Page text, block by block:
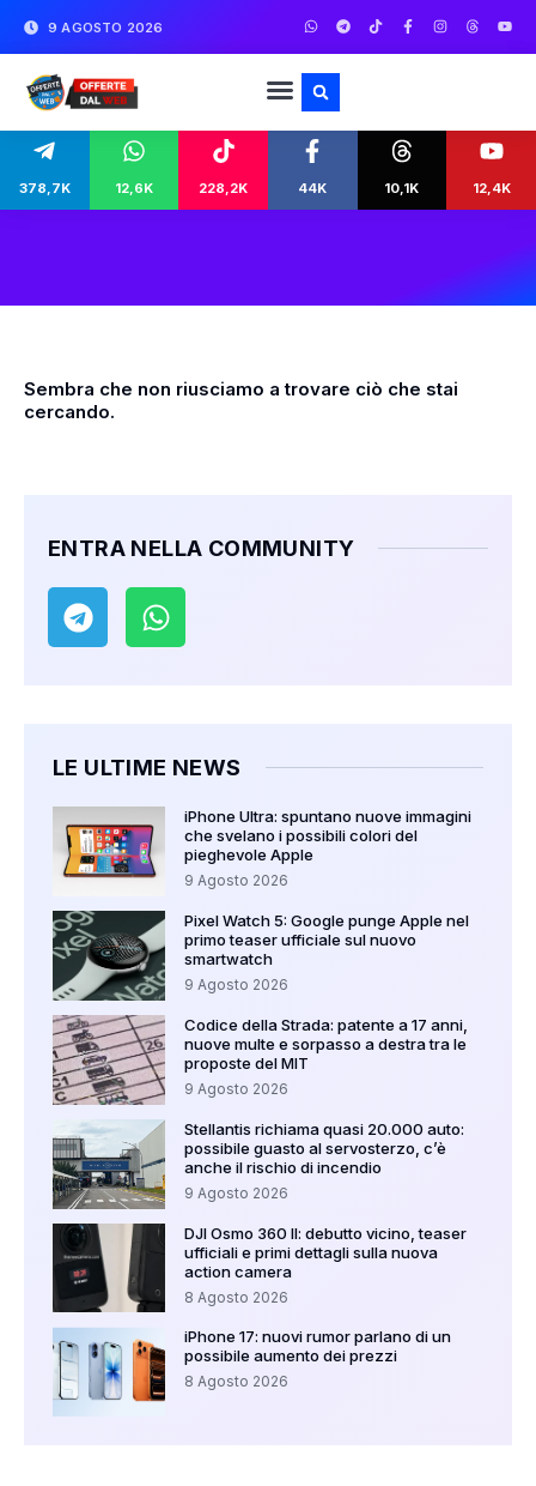
9 AGOSTO 2026
378,7K 12,6K 228,2K 44K 10,1K 12,4K
Sembra che non riusciamo a trovare ciò che stai
cercando.
ENTRA NELLA COMMUNITY
LE ULTIME NEWS
iPhone Ultra: spuntano nuove immagini
che svelano i possibili colori del
pieghevole Apple
9 Agosto 2026
Pixel Watch 5: Google punge Apple nel
primo teaser ufficiale sul nuovo
smartwatch
9 Agosto 2026
Codice della Strada: patente a 17 anni,
nuove multe e sorpasso a destra tra le
proposte del MIT
9 Agosto 2026
Stellantis richiama quasi 20.000 auto:
possibile guasto al servosterzo, c’è
anche il rischio di incendio
9 Agosto 2026
DJI Osmo 360 II: debutto vicino, teaser
ufficiali e primi dettagli sulla nuova
action camera
8 Agosto 2026
iPhone 17: nuovi rumor parlano di un
possibile aumento dei prezzi
8 Agosto 2026